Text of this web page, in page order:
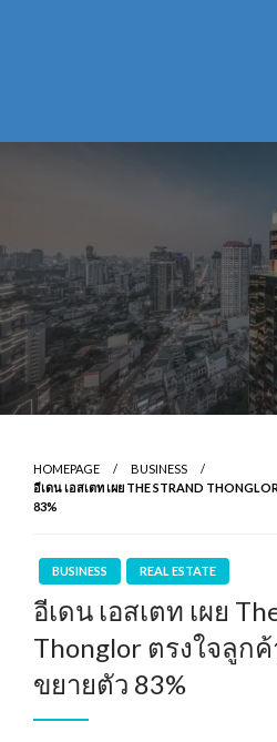
HOMEPAGE
BUSINESS
อีเดน เอสเตท เผย THE STRAND
83%
BUSINESS REAL ESTATE
อีเดน เอสเตท เผย
Thonglor ตรงใจลูก
ขยายตัว 83%